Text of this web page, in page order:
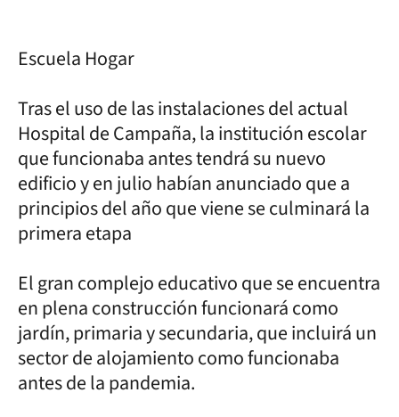
Escuela Hogar
Tras el uso de las instalaciones del actual
Hospital de Campaña, la institución escolar
que funcionaba antes tendrá su nuevo
edificio y en julio habían anunciado que a
principios del año que viene se culminará la
primera etapa
El gran complejo educativo que se encuentra
en plena construcción funcionará como
jardín, primaria y secundaria, que incluirá un
sector de alojamiento como funcionaba
antes de la pandemia.